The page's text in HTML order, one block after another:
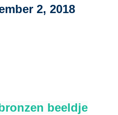
2, 2018
beeldje